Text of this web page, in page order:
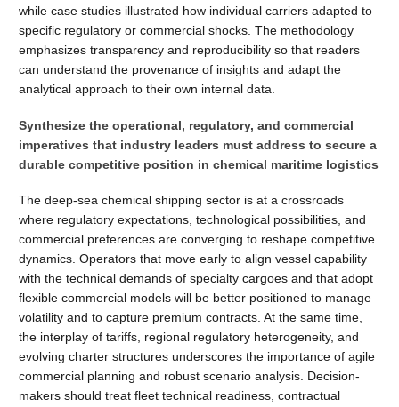
while case studies illustrated how individual carriers adapted to
specific regulatory or commercial shocks. The methodology
emphasizes transparency and reproducibility so that readers
can understand the provenance of insights and adapt the
analytical approach to their own internal data.
Synthesize the operational, regulatory, and commercial
imperatives that industry leaders must address to secure a
durable competitive position in chemical maritime logistics
The deep-sea chemical shipping sector is at a crossroads
where regulatory expectations, technological possibilities, and
commercial preferences are converging to reshape competitive
dynamics. Operators that move early to align vessel capability
with the technical demands of specialty cargoes and that adopt
flexible commercial models will be better positioned to manage
volatility and to capture premium contracts. At the same time,
the interplay of tariffs, regional regulatory heterogeneity, and
evolving charter structures underscores the importance of agile
commercial planning and robust scenario analysis. Decision-
makers should treat fleet technical readiness, contractual